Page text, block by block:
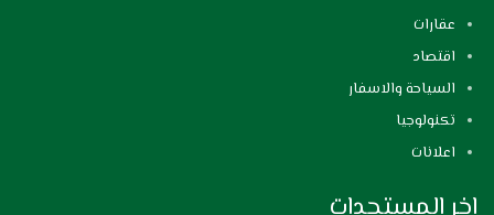
عقارات
اقتصاد
السياحة والاسفار
تكنولوجيا
اعلانات